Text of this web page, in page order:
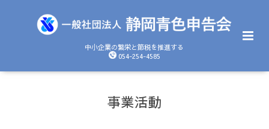
中小企業の繁栄と節税を推進する
054-254-4585
事業活動